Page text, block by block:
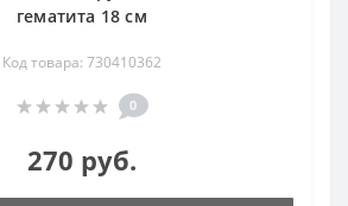
гематита 18 см
Код товара: 730410362
0
270 руб.